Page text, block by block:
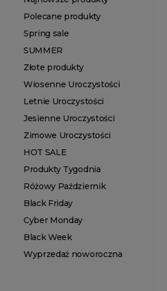
Polecane produkty
Spring sale
SUMMER
Złote produkty
Wiosenne Uroczystości
Letnie Uroczystości
Jesienne Uroczystości
Zimowe Uroczystości
HOT SALE
Produkty Tygodnia
Różowy Październik
Black Friday
Cyber Monday
Black Week
Wyprzedaż noworoczna